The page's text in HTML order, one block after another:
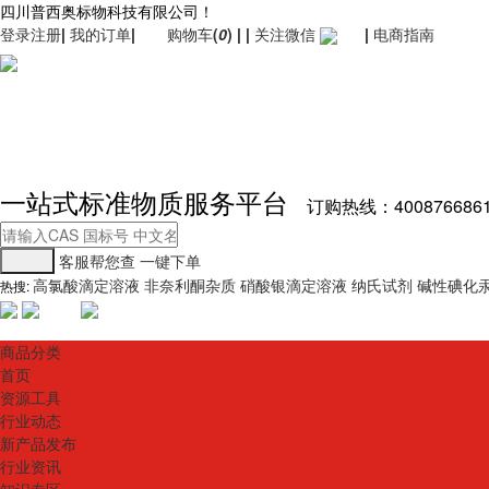
四川普西奥标物科技有限公司！
登录注册| 我的订单| 购物车(0) | | 关注微信 | 电商指南
一站式标准物质服务平台 订购热线：4008766861
客服帮您查 一键下单
热搜:高氯酸滴定溶液 非奈利酮杂质 硝酸银滴定溶液 纳氏试剂 碱性碘化
商品分类
首页
资源工具
行业动态
新产品发布
行业资讯